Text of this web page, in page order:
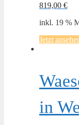
819,00 €
inkl. 19 %
Jetzt
in